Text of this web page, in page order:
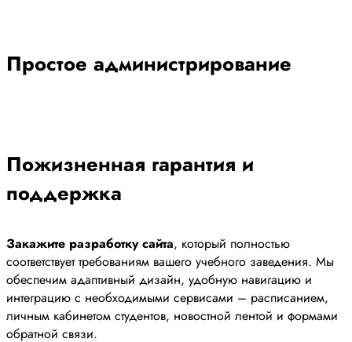
Простое администрирование
Пожизненная гарантия и
поддержка
Закажите разработку сайта, который полностью
соответствует требованиям вашего учебного заведения. Мы
обеспечим адаптивный дизайн, удобную навигацию и
интеграцию с необходимыми сервисами – расписанием,
личным кабинетом студентов, новостной лентой и формами
обратной связи.